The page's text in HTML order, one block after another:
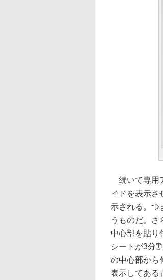
続いて専用
イドを表示さ
示される。つ
うものだ。さ
中心部を貼り
シートが3分
の中心部から
表示してある